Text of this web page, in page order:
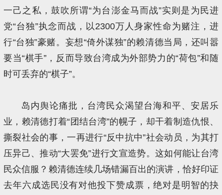
一己之私，鼓吹所谓“为台澎金马而战”实则是为民进
党“台独”执念而战，以2300万人身家性命为赌注，进
行“台独”豪赌。妄想“倚外谋独”的赖清德当局，还叫嚣
要当“棋手”，反而导致台湾成为外部势力的“荷包”和随
时可丢弃的“棋子”。
岛内舆论痛批，台湾民众渴望台海和平、安居乐
业，赖清德打着“团结台湾”的幌子，却干着制造仇恨、
撕裂社会的事，一再进行“反中抗中”社会动员，为其打
压异己、推动“大罢免”进行文宣造势。这如何能让台湾
民众信服？赖清德连续几场错漏百出的演讲，恰好印证
去年六成选民没有对他投下赞成票，绝对是明智的抉